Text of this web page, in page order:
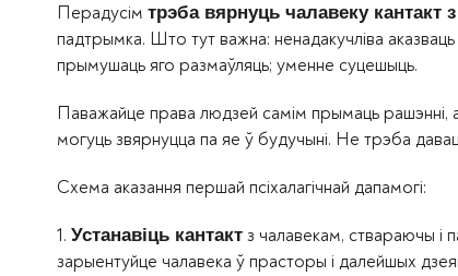
Перадусім трэба вярнуць чалавеку кантакт
падтрымка. Што тут важна: ненадакучліва
прымушаць яго размаўляць; уменне суцешыць.
Паважайце права людзей самім прымаць рашэнні,
могуць звярнуцца па яе ў будучыні. Не трэба
Схема аказання першай псіхалагічнай дапамогі:
1. Устанавіць кантакт з чалавекам, ствараючы і
зарыентуйце чалавека ў прасторы і далейшых